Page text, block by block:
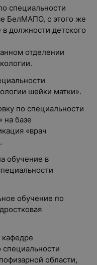
специальности
БелМАПО, с этого же
должности детского
отделении
шейки матки».
по специальности
на базе
«врач
обучение в
обучение по
области,